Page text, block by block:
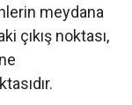
meydana
çıkış noktası,